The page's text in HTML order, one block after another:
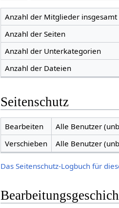
Anzahl der Mitglieder insgesamt
Anzahl der Seiten
Anzahl der Unterkategorien
Anzahl der Dateien
Seitenschutz
Bearbeiten
Alle Benutzer
Verschieben
Alle Benutzer
Das Seitenschutz-Logbuch für